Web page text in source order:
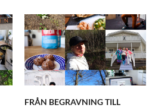
FRÅN BEGRAVNING TILL